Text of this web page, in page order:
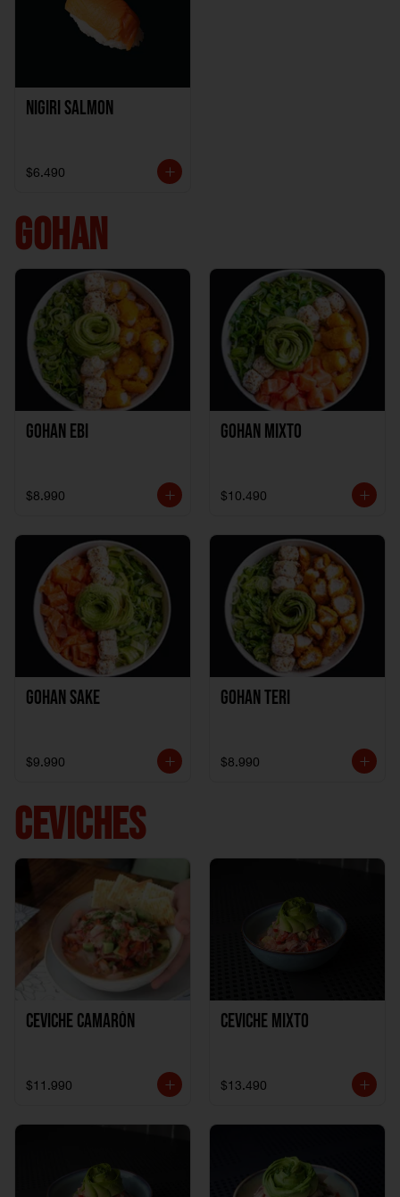
Nigiri Salmon
$6.490
GOHAN
Gohan Ebi
$8.990
Gohan Mixto
$10.490
Gohan Sake
$9.990
Gohan Teri
$8.990
CEVICHES
Ceviche Camarón
$11.990
Ceviche Mixto
$13.490